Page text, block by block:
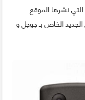
نشرها الموقع
الخاص بـ جوجل و